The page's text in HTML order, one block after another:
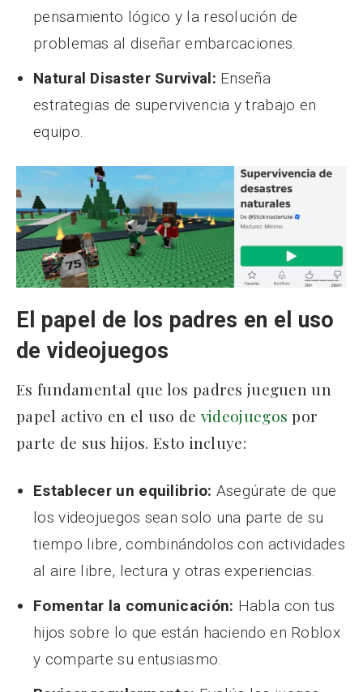
pensamiento lógico y la resolución de
problemas al diseñar embarcaciones.
Natural Disaster Survival: Enseña
estrategias de supervivencia y trabajo en
equipo.
El papel de los padres en el uso
de videojuegos
Es fundamental que los padres jueguen un
papel activo en el uso de videojuegos por
parte de sus hijos. Esto incluye:
Establecer un equilibrio: Asegúrate de que
los videojuegos sean solo una parte de su
tiempo libre, combinándolos con actividades
al aire libre, lectura y otras experiencias.
Fomentar la comunicación: Habla con tus
hijos sobre lo que están haciendo en Roblox
y comparte su entusiasmo.